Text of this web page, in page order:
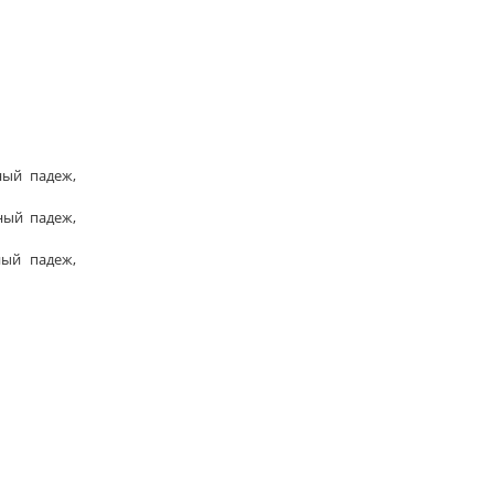
падеж,
падеж,
падеж,